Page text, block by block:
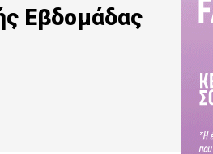
Εβδομάδας